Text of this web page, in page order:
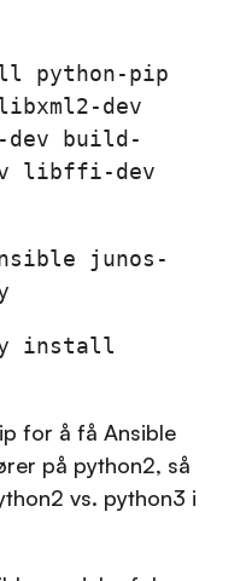
pip
dev
build-
libffi-dev
junos-
install
for å få Ansible
på python2, så
vs. python3 i